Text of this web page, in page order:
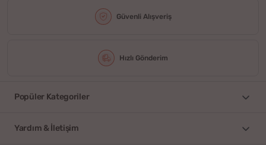
Güvenli Alışveriş
Hızlı Gönderim
Popüler Kategoriler
Yardım & İletişim